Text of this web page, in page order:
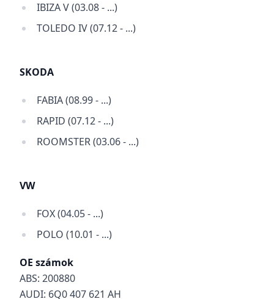
IBIZA V (03.08 - ...)
TOLEDO IV (07.12 - ...)
SKODA
FABIA (08.99 - ...)
RAPID (07.12 - ...)
ROOMSTER (03.06 - ...)
VW
FOX (04.05 - ...)
POLO (10.01 - ...)
OE számok
ABS: 200880
AUDI: 6Q0 407 621 AH